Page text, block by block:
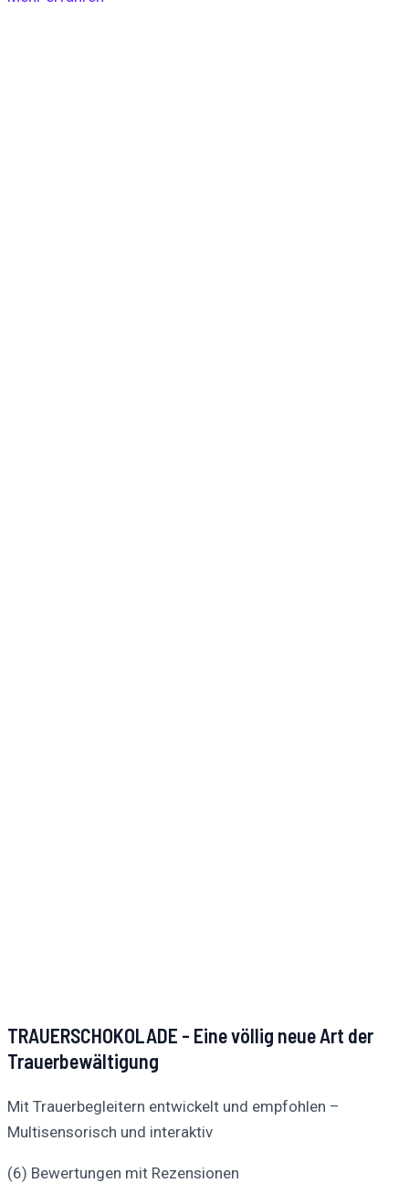
TRAUERSCHOKOLADE - Eine völlig neue Art der
Trauerbewältigung
Mit Trauerbegleitern entwickelt und empfohlen –
Multisensorisch und interaktiv
(6) Bewertungen mit Rezensionen